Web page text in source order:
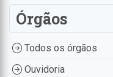
Órgãos
Todos os órgãos
Ouvidoria